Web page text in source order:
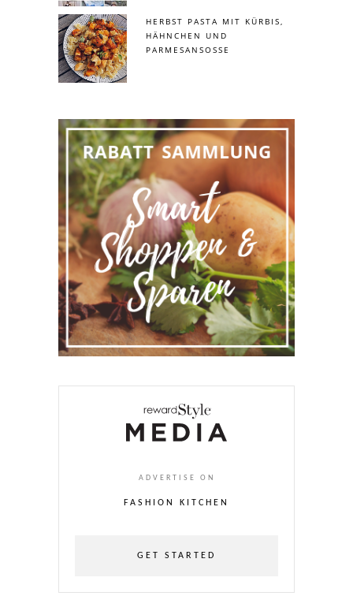
HERBST PASTA MIT KÜRBIS,
HÄHNCHEN UND
PARMESANSOSSE
ADVERTISE ON
FASHION KITCHEN
GET STARTED